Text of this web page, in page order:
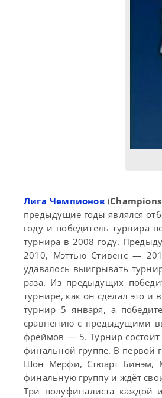
Лига Чемпионов(
предыдущие годы являлся
году и победитель турнира
турнира в 2008 году.
2010, Мэттью Стивенс —
удавалось выигрывать
раза. Из предыдущих
турнире, как он сделал это и
турнир 5 января, а
сравнению с предыдущими
фреймов — 5. Турнир состоит
финальной группе. В первой
Шон Мерфи, Стюарт Бинэм,
финальную группу и ждёт
Три полуфиналиста каждой